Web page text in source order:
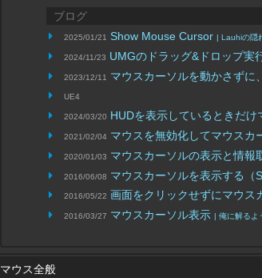
ブログ
2025/01/21 Show Mouse Cursor | Lauhiの隠
2024/11/23 UMGのドラッグ&ドロップ実
2023/12/11 マウスカーソルを動かさずに
UE4
2024/03/20 HUDを表示しているときだ
2021/02/04 マウスを無効化してマウスカ
2020/01/03 マウスカーソルの表示と情報
2016/06/08 マウスカーソルを表示する（
2016/05/22 画面をクリックせずにマウス
2016/03/27 マウスカーソル表示 | 俺に解るよ
マウス全般